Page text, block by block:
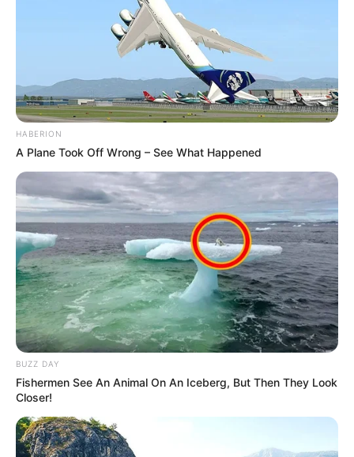
HABERION
A Plane Took Off Wrong – See What Happened
BUZZ DAY
Fishermen See An Animal On An Iceberg, But Then They Look
Closer!